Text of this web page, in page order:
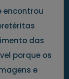
encontrou
das
porque os
e